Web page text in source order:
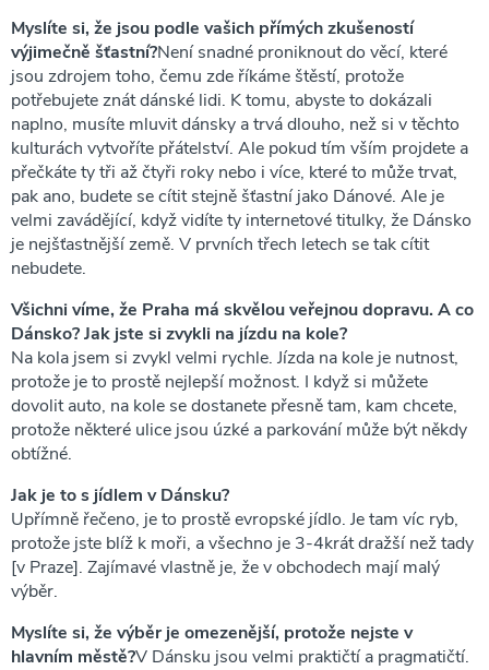
Myslíte si, že jsou podle vašich přímých zkušeností
výjimečně šťastní?Není snadné proniknout do věcí, které
jsou zdrojem toho, čemu zde říkáme štěstí, protože
potřebujete znát dánské lidi. K tomu, abyste to dokázali
naplno, musíte mluvit dánsky a trvá dlouho, než si v těchto
kulturách vytvoříte přátelství. Ale pokud tím vším projdete a
přečkáte ty tři až čtyři roky nebo i více, které to může trvat,
pak ano, budete se cítit stejně šťastní jako Dánové. Ale je
velmi zavádějící, když vidíte ty internetové titulky, že Dánsko
je nejšťastnější země. V prvních třech letech se tak cítit
nebudete.
Všichni víme, že Praha má skvělou veřejnou dopravu. A co
Dánsko? Jak jste si zvykli na jízdu na kole?
Na kola jsem si zvykl velmi rychle. Jízda na kole je nutnost,
protože je to prostě nejlepší možnost. I když si můžete
dovolit auto, na kole se dostanete přesně tam, kam chcete,
protože některé ulice jsou úzké a parkování může být někdy
obtížné.
Jak je to s jídlem v Dánsku?
Upřímně řečeno, je to prostě evropské jídlo. Je tam víc ryb,
protože jste blíž k moři, a všechno je 3-4krát dražší než tady
[v Praze]. Zajímavé vlastně je, že v obchodech mají malý
výběr.
Myslíte si, že výběr je omezenější, protože nejste v
hlavním městě?V Dánsku jsou velmi praktičtí a pragmatičtí.